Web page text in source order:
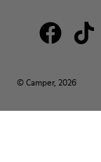
© Camper, 2026